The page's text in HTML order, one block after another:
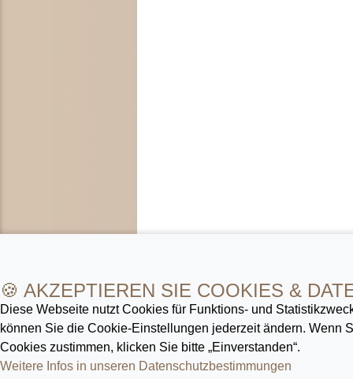
🍪 AKZEPTIEREN SIE COOKIES &
Diese Webseite nutzt Cookies für Funktions- und
können Sie die Cookie-Ein­stellungen jederzeit ändern. Wenn
Cookies zustimmen, klicken Sie bitte „Einverstanden“.
Weitere Infos in unseren Datenschutz­bestimmungen